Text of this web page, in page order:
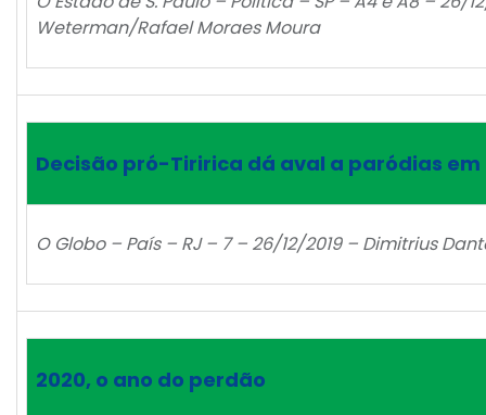
Weterman/Rafael Moraes Moura
Decisão pró-Tiririca dá aval a paródias em
O Globo – País – RJ – 7 – 26/12/2019 – Dimitrius
2020, o ano do perdão